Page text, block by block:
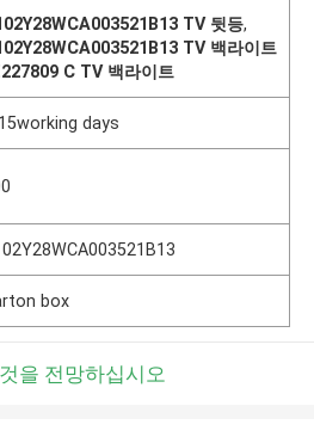
TV 뒷등,
TV 백라이트
C TV 백라이트
days
box
을 전망하십시오